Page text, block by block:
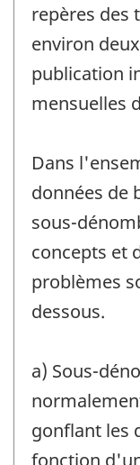
repères des
environ
publication
mensuelles
Dans
données de
sous-
concepts et
problèmes
dessous.
a) Sous-
gonflant les
fonction